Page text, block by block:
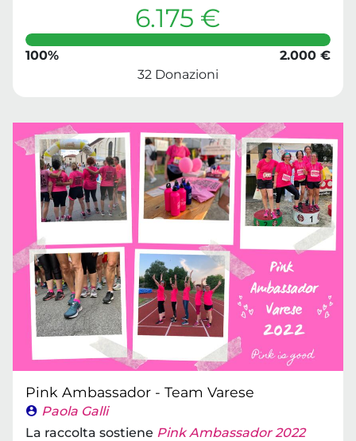
6.175 €
100%
2.000 €
32 Donazioni
Pink Ambassador - Team Varese
Paola Galli
La raccolta sostiene Pink Ambassador 2022